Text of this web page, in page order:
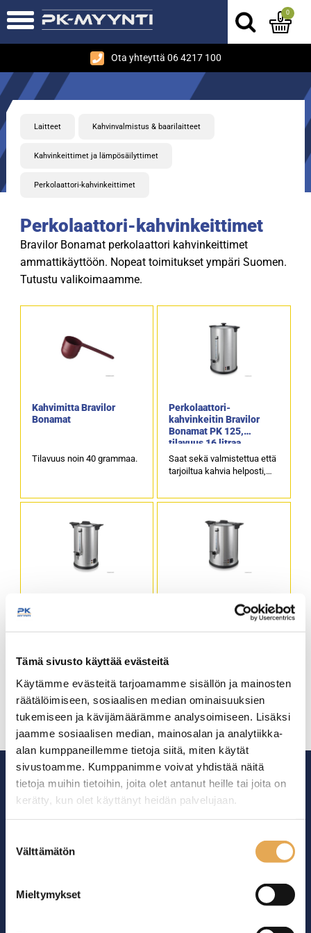
Tämä sivusto käyttää evästeitä
Käytämme evästeitä tarjoamamme sisällön ja mainosten
räätälöimiseen, sosiaalisen median ominaisuuksien
tukemiseen ja kävijämäärämme analysoimiseen. Lisäksi
jaamme sosiaalisen median, mainosalan ja analytiikka-
alan kumppaneillemme tietoja siitä, miten käytät
sivustoamme. Kumppanimme voivat yhdistää näitä
tietoja muihin tietoihin, joita olet antanut heille tai joita on
kerätty, kun olet käyttänyt heidän palvelujaan.
valinta
Välttämätön
Mieltymykset
Ota yhteyttä 06 4217 100
0
Laitteet Kahvinvalmistus & baarilaitteet
Kahvinkeittimet ja lämpösäilyttimet
Perkolaattori-kahvinkeittimet
Perkolaattori-kahvinkeittimet
Bravilor Bonamat perkolaattori kahvinkeittimet
ammattikäyttöön. Nopeat toimitukset ympäri Suomen.
Tutustu valikoimaamme.
Kahvimitta Bravilor
Bonamat
Tilavuus noin 40 grammaa.
Perkolaattori-
kahvinkeitin Bravilor
Bonamat PK 125,
tilavuus 16 litraa
Saat sekä valmistettua että
tarjoiltua kahvia helposti,
Tuotekoodi: 1037.
Saat sekä valmistettua että
tarjoiltua kahvia helposti,
samalla laitteella.
Tilavuus on 6 litraa.
Tuotekoodi: 1031.
kahvinkeitin Bravilor
tarjoiltua kahvia helposti,
samalla laitteella.
Tilavuus on 10 litraa.
Tuotekoodi: 1027.
Ammattikeittiöiden asialla.